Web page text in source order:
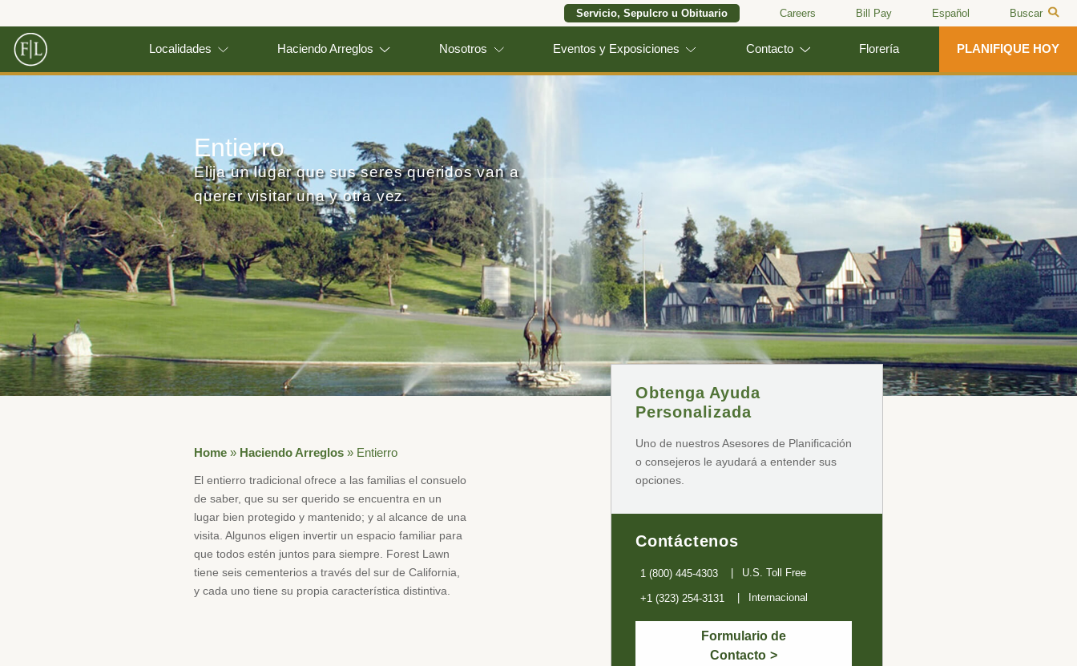
Servicio, Sepulcro u Obituario Careers Bill Pay Español Buscar
Localidades Haciendo Arreglos Nosotros Eventos y Exposiciones Contacto Florería PLANIFIQUE HOY
Entierro
Elija un lugar que sus seres queridos van a
querer visitar una y otra vez.
Home » Haciendo Arreglos » Entierro
El entierro tradicional ofrece a las familias el consuelo
de saber, que su ser querido se encuentra en un
lugar bien protegido y mantenido; y al alcance de una
visita. Algunos eligen invertir un espacio familiar para
que todos estén juntos para siempre. Forest Lawn
tiene seis cementerios a través del sur de California,
y cada uno tiene su propia característica distintiva.
Obtenga Ayuda
Personalizada
Uno de nuestros Asesores de Planificación
o consejeros le ayudará a entender sus
opciones.
Contáctenos
1 (800) 445-4303 U.S. Toll Free
+1 (323) 254-3131 Internacional
Formulario de
Contacto